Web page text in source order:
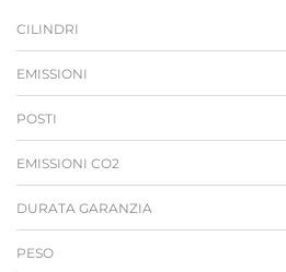
CILINDRI
EMISSIONI
POSTI
EMISSIONI CO2
DURATA GARANZIA
PESO